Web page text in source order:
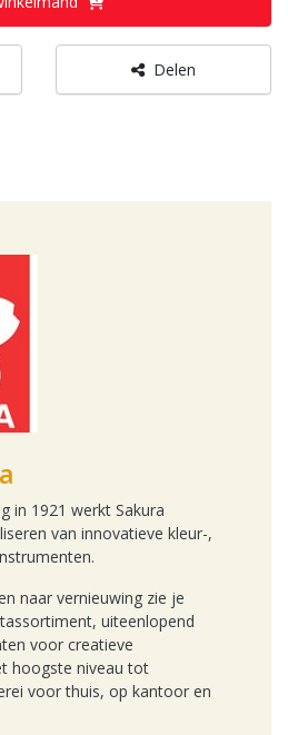
Delen
in 1921 werkt Sakura
van innovatieve kleur-,
naar vernieuwing zie je
uiteenlopend
voor creatieve
hoogste niveau tot
voor thuis, op kantoor en